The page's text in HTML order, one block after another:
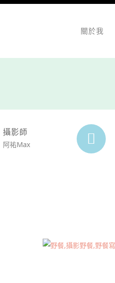
關於我
攝影師
阿祐Max